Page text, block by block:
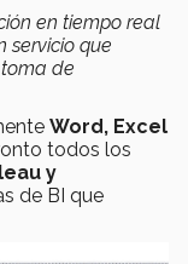
en tiempo real
servicio que
de
Word, Excel
todos los
y
de BI que